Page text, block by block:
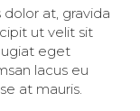
at, gravida
ut velit sit
eget
lacus eu
at mauris.